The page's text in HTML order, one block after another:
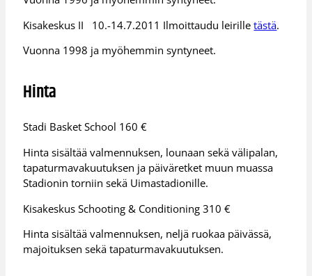
Kisakeskus II 10.-14.7.2011 Ilmoittaudu leirilletästä.
Vuonna 1998 ja myöhemmin syntyneet.
Hinta
Stadi Basket School 160 €
Hinta sisältää valmennuksen, lounaan sekä välipalan,
tapaturmavakuutuksen ja päiväretket muun muassa
Stadionin torniin sekä Uimastadionille.
Kisakeskus Schooting & Conditioning 310 €
Hinta sisältää valmennuksen, neljä ruokaa päivässä,
majoituksen sekä tapaturmavakuutuksen.